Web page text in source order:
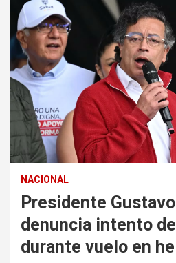
NACIONAL
Presidente
denuncia intento
durante vuelo en